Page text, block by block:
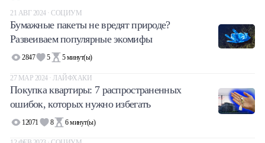
21 АВГ 2024 · СОЦИУМ
Бумажные пакеты не вредят природе?
Развеиваем популярные экомифы
2847 5 5 минут(ы)
27 МАР 2024 · ЛАЙФХАКИ
Покупка квартиры: 7 распространенных
ошибок, которых нужно избегать
12071 8 6минут(ы)